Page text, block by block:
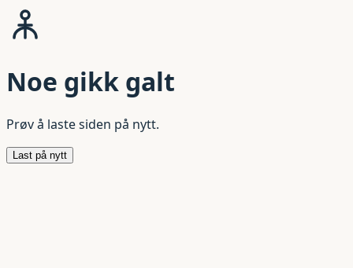
Noe gikk galt
Prøv å laste siden på nytt.
Last på nytt